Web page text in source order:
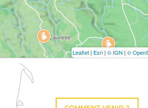
Leaflet | Esri | © IGN | ©